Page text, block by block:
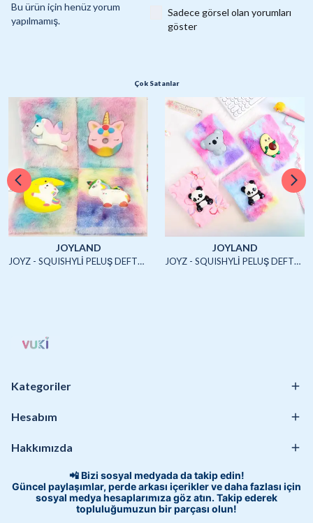
Bu ürün için henüz yorum
yapılmamış.
Sadece görsel olan yorumları
göster
Çok Satanlar
JOYLAND
JOYZ - SQUISHYLİ PELUŞ DEFTER A5 (UNICORN2)-4/S
JOYLAND
JOYZ - SQUISHYLİ PELUŞ DEFTER A5 (HAYVANLAR)-4/S
Kategoriler
Hesabım
Hakkımızda
📲 Bizi sosyal medyada da takip edin!
Güncel paylaşımlar, perde arkası içerikler ve daha fazlası için
sosyal medya hesaplarımıza göz atın. Takip ederek
topluluğumuzun bir parçası olun!